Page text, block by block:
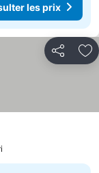
les prix
Partager
les prix